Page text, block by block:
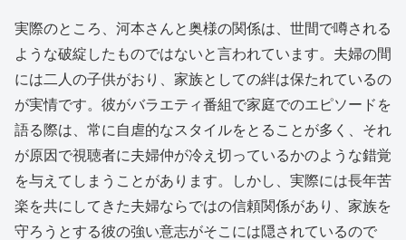
実際のところ、河本さんと奥様の関係は、世間で噂される
ような破綻したものではないと言われています。夫婦の間
には二人の子供がおり、家族としての絆は保たれているの
が実情です。彼がバラエティ番組で家庭でのエピソードを
語る際は、常に自虐的なスタイルをとることが多く、それ
が原因で視聴者に夫婦仲が冷え切っているかのような錯覚
を与えてしまうことがあります。しかし、実際には長年苦
楽を共にしてきた夫婦ならではの信頼関係があり、家族を
守ろうとする彼の強い意志がそこには隠されているので